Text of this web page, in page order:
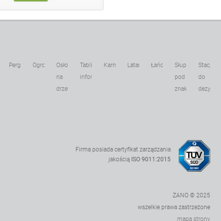
Pergole OgrodzeniaOsłony
na
drzewa
Tablice
informacyjne
Karmniki Latarnie ŁańcuchySłupki
pod
znaki
Stacje
do
Firma posiada certyfikat zarządzania
jakością ISO 9011:2015
ZANO © 2025
wszelkie prawa zastrzeżone
mapa strony